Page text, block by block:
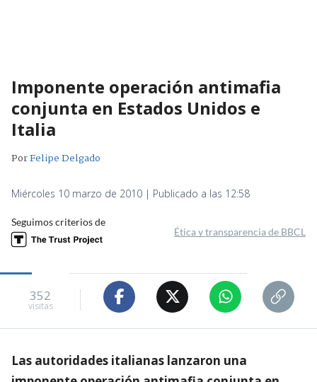
Imponente operación antimafia
conjunta en Estados Unidos e
Italia
PorFelipe Delgado
Miércoles 10 marzo de 2010 | Publicado a las 12:58
Seguimos criterios de
Ética y transparencia de BBCL
352
visitas
Las autoridades italianas lanzaron una